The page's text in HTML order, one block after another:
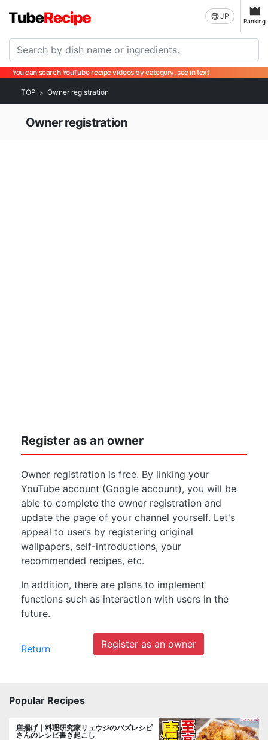
JP
Ranking
You can search YouTube recipe videos by category, see in text
TOP Owner registration
Owner registration
Register as an owner
Owner registration is free. By linking your
YouTube account (Google account), you will be
able to complete the owner registration and
update the page of your channel yourself. Let's
appeal to users by registering original
wallpapers, self-introductions, your
recommended recipes, etc.
In addition, there are plans to implement
functions such as interaction with users in the
future.
Return Register as an owner
Popular Recipes
唐揚げ｜料理研究家リュウジのバズレシピ
さんのレシピ書き起こし